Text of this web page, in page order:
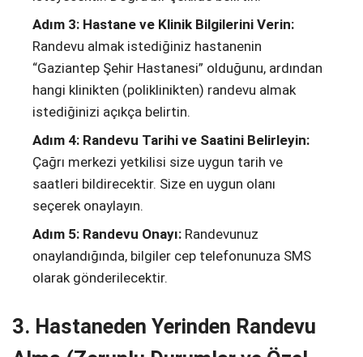
Adım 3: Hastane ve Klinik Bilgilerini Verin:
Randevu almak istediğiniz hastanenin
“Gaziantep Şehir Hastanesi” olduğunu, ardından
hangi klinikten (poliklinikten) randevu almak
istediğinizi açıkça belirtin.
Adım 4: Randevu Tarihi ve Saatini Belirleyin:
Çağrı merkezi yetkilisi size uygun tarih ve
saatleri bildirecektir. Size en uygun olanı
seçerek onaylayın.
Adım 5: Randevu Onayı: Randevunuz
onaylandığında, bilgiler cep telefonunuza SMS
olarak gönderilecektir.
3. Hastaneden Yerinden Randevu